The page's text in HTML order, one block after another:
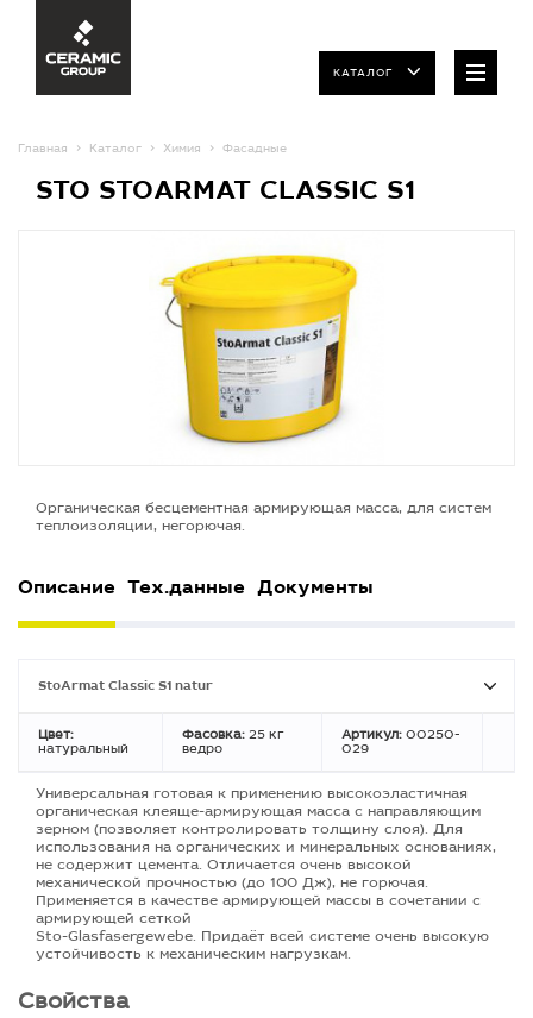
КАТАЛОГ
Главная Каталог Химия Фасадные
STO STOARMAT CLASSIC S1
Органическая бесцементная армирующая масса, для систем
теплоизоляции, негорючая.
Описание Тех.данные Документы
StoArmat Classic S1 natur
Цвет:
натуральный
Фасовка: 25 кг
ведро
Артикул: 00250-
029
Универсальная готовая к применению высокоэластичная
органическая клеяще-армирующая масса с направляющим
зерном (позволяет контролировать толщину слоя). Для
использования на органических и минеральных основаниях,
не содержит цемента. Отличается очень высокой
механической прочностью (до 100 Дж), не горючая.
Применяется в качестве армирующей массы в сочетании с
армирующей сеткой
Sto-Glasfasergewebe. Придаёт всей системе очень высокую
устойчивость к механическим нагрузкам.
Свойства